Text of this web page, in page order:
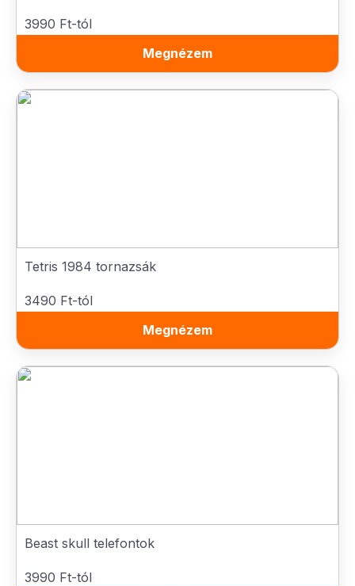
3990 Ft-tól
Megnézem
Tetris 1984 tornazsák
3490 Ft-tól
Megnézem
Beast skull telefontok
3990 Ft-tól